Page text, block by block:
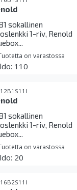
sokallinen
1-riv, Renold
on varastossa
110
12B1S11I
sokallinen
1-riv, Renold
on varastossa
20
16B2S11I